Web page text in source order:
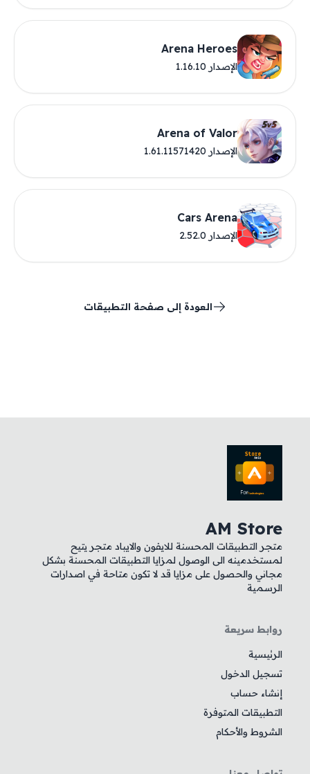
Arena Heroes
الإصدار 1.16.10
Arena of Valor
الإصدار 1.61.11571420
Cars Arena
الإصدار 2.52.0
العودة إلى صفحة التطبيقات
AM Store
متجر التطبيقات المحسنة للايفون والايباد متجر يتيح
لمستخدمينه الى الوصول لمزايا التطبيقات المحسنة بشكل
مجاني والحصول على مزايا قد لا تكون متاحة في اصدارات
الرسمية
روابط سريعة
الرئيسية
تسجيل الدخول
إنشاء حساب
التطبيقات المتوفرة
الشروط والأحكام